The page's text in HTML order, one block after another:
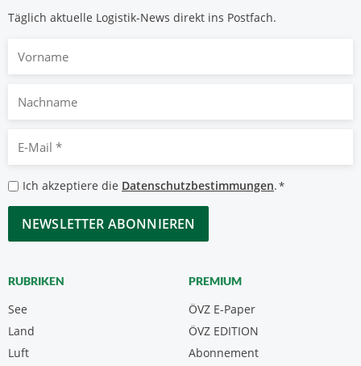
Täglich aktuelle Logistik-News direkt ins Postfach.
Vorname
Nachname
Mail
*
Datenschutzbestimmungen
*
Ich akzeptiere die Datenschutzbestimmungen.*
CAPTCHA
RUBRIKEN
See
Land
Luft
PREMIUM
ÖVZ E-Paper
Abonnement
ÖVZ EDITION